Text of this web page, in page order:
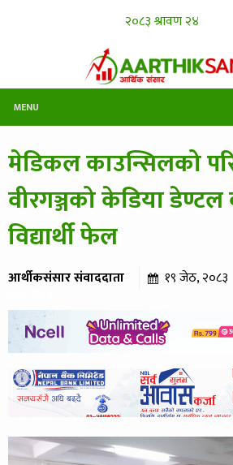
MENU
मेडिकल काउन्सिलको
वीरगञ्जको केडिया
विद्यार्थी फेल
आर्थीकसंसार संवाददाता १९ जेठ, २०८३